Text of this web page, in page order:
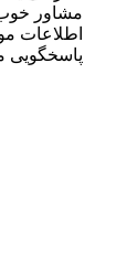
مشاور خوب
اطلاعات
پاسخگویی